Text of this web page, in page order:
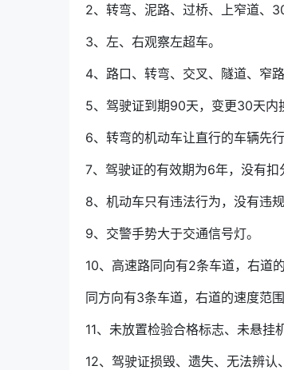
2、转弯、泥路、过桥、上窄道、
3、左、右观察左超车。
4、路口、转弯、交叉、隧道、窄
5、驾驶证到期90天，变更30天内
6、转弯的机动车让直行的车辆先
7、驾驶证的有效期为6年，没有扣
8、机动车只有违法行为，没有违规
9、交警手势大于交通信号灯。
10、高速路同向有2条车道，右道
同方向有3条车道，右道的速度范
11、未放置检验合格标志、未悬挂
12、驾驶证损毁、遗失、无法辨认